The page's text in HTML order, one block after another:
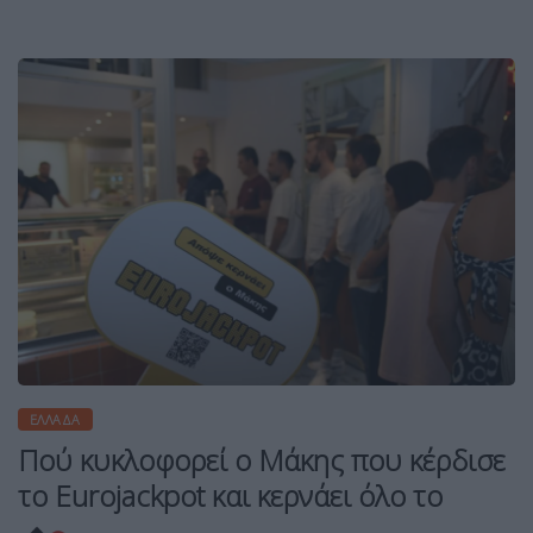
ΕΛΛΆΔΑ
Πού κυκλοφορεί ο Μάκης που κέρδισε
το Eurojackpot και κερνάει όλο το